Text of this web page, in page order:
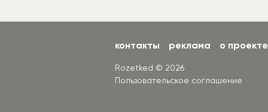
контакты реклама о проекте
Rozetked © 2026
Пользовательское соглашение